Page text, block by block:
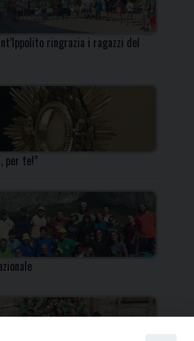
ringrazia i ragazzi del
per te!”